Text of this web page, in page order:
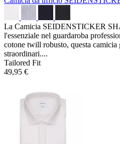
La Camicia SEIDENSTICKER
l'essenziale nel guardaroba
cotone twill robusto, questa
straordinari....
Tailored Fit
49,95 €